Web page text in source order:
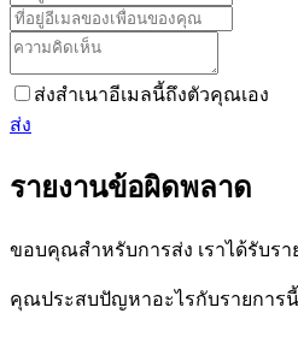
ส่งสำเนาอีเมลนี้ถึงตัวคุณเอง
ส่ง
รายงานข้อผิดพลาด
ขอบคุณสำหรับการส่ง เราได้รับร
คุณประสบปัญหาอะไรกับรายการนี้